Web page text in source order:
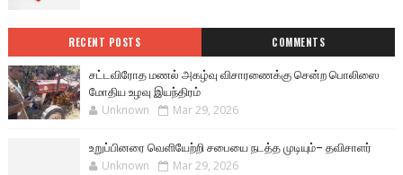
RECENT POSTS COMMENTS
சட்டவிரோத மணல் அகழ்வு விசாரணைக்கு சென்ற பொலிஸை
மோதிய உழவு இயந்திரம்
Unknown Mar 29, 2026
உறுப்பினரை வெளியேற்றி சபையை நடத்த முடியும்– தவிசாளர்
Unknown Mar 29, 2026